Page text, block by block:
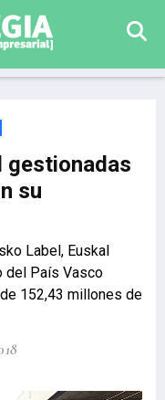
gestionadas
su
Label, Euskal
del País Vasco
152,43 millones de